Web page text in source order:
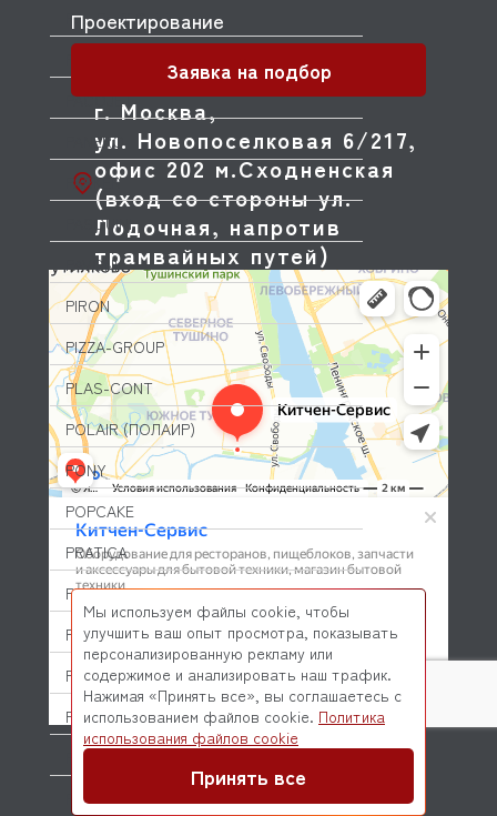
P.L. Proff Cuisine
PACOJET
PANERO
PARKER
PASQUINI
PAVONI
PIRON
PIZZA-GROUP
PLAS-CONT
POLAIR (ПОЛАИР)
PONY
POPCAKE
PRATICA
PRIMAX
PRIMUS
PRISMAFOOD
PROBAR
PRODIGY
PROFESSIONAL SPARES
г. Москва,
ул. Новопоселковая 6/217,
офис 202 м.Сходненская
(вход со стороны ул.
Лодочная, напротив
трамвайных путей)
Проектирование
Заявка на подбор
© 2026 Kitchen-Service.com Интернет-магазин запчастей
и оборудования профессиональной кухни
Мы используем файлы cookie, чтобы
улучшить ваш опыт просмотра, показывать
персонализированную рекламу или
содержимое и анализировать наш трафик.
Нажимая «Принять все», вы соглашаетесь с
использованием файлов cookie. Политика
использования файлов cookie
Принять все